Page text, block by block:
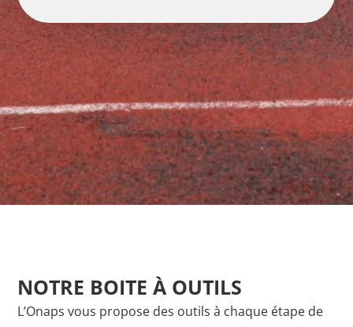
NOTRE BOITE À OUTILS
L’Onaps vous propose des outils à chaque étape de